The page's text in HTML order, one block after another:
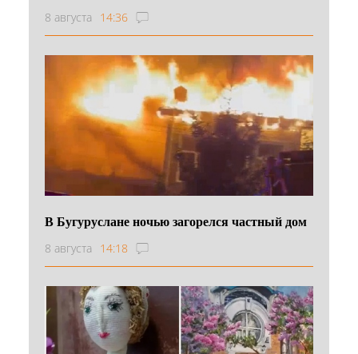
8 августа 14:36
В Бугуруслане ночью загорелся частный дом
8 августа 14:18